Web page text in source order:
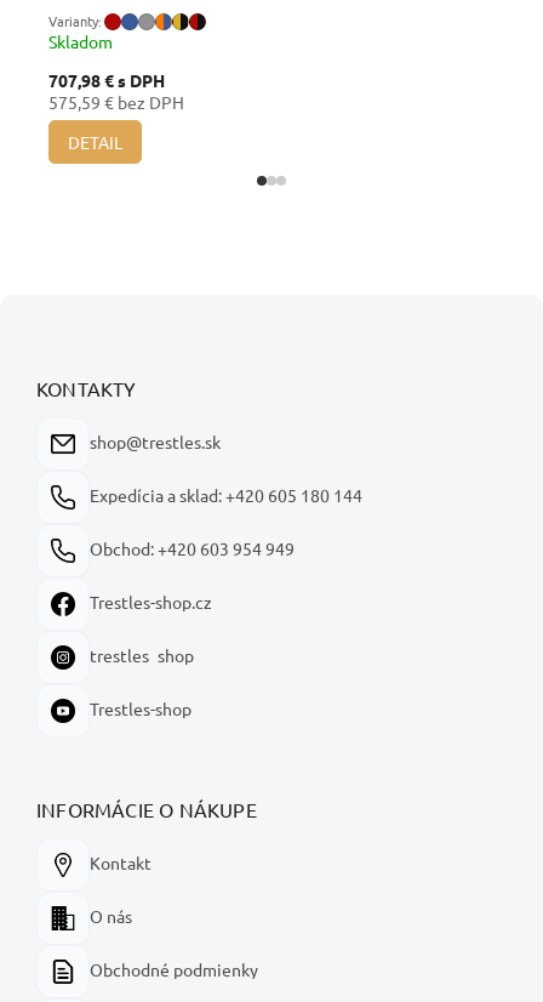
Skladom
707,98 €s DPH
575,59 € bez DPH
DETAIL
KONTAKTY
shop@trestles.sk
Expedícia a sklad: +420 605 180 144
Obchod: +420 603 954 949
Trestles-shop.cz
trestles_shop
Trestles-shop
INFORMÁCIE O NÁKUPE
Kontakt
O nás
Obchodné podmienky